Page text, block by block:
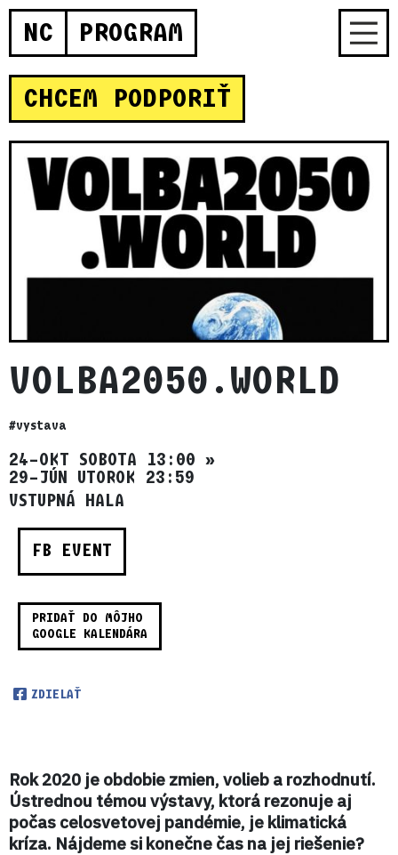
NC PROGRAM
CHCEM PODPORIŤ
VOLBA2050.WORLD
#vystava
24–OKT SOBOTA 13:00 »
29–JÚN UTOROK 23:59
VSTUPNÁ HALA
FB EVENT
PRIDAŤ DO MÔJHO
GOOGLE KALENDÁRA
ZDIELAŤ
Rok 2020 je obdobie zmien, volieb a rozhodnutí.
Ústrednou témou výstavy, ktorá rezonuje aj
počas celosvetovej pandémie, je klimatická
kríza. Nájdeme si konečne čas na jej riešenie?